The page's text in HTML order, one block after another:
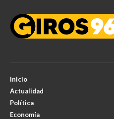
Inicio
Actualidad
Política
Economía